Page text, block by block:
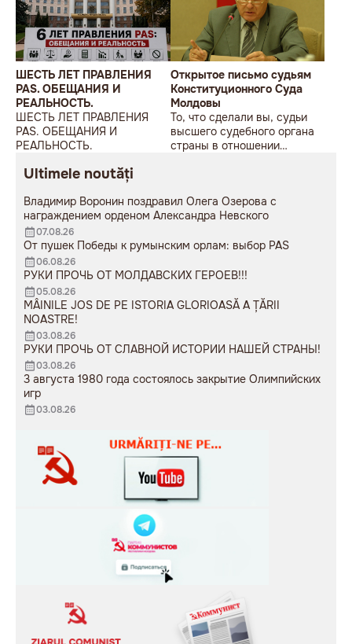
ШЕСТЬ ЛЕТ ПРАВЛЕНИЯ
PAS. ОБЕЩАНИЯ И
РЕАЛЬНОСТЬ.
ШЕСТЬ ЛЕТ ПРАВЛЕНИЯ
PAS. ОБЕЩАНИЯ И
РЕАЛЬНОСТЬ.
Открытое письмо судьям
Конституционного Суда
Молдовы
То, что сделали вы, судьи
высшего судебного органа
страны в отношении
переворот и первый шаг к
уничтожению автономии.
Ultimele noutăți
Владимир Воронин поздравил Олега Озерова с
награждением орденом Александра Невского
07.08.26
От пушек Победы к румынским орлам: выбор PAS
06.08.26
РУКИ ПРОЧЬ ОТ МОЛДАВСКИХ ГЕРОЕВ!!!
05.08.26
MÂINILE JOS DE PE ISTORIA GLORIOASĂ A ȚĂRII
NOASTRE!
03.08.26
РУКИ ПРОЧЬ ОТ СЛАВНОЙ ИСТОРИИ НАШЕЙ СТРАНЫ!
03.08.26
3 августа 1980 года состоялось закрытие Олимпийских
игр
03.08.26